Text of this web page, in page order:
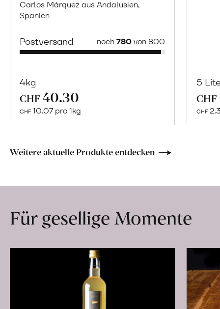
Carlos Márquez aus Andalusien,
Spanien
Postversand noch780von 800
4kg
CHF 40.30
CHF 10.07 pro 1kg
Naturbelassene
Lebensmittel
Hof
erfahren
5
CHF
CHF
Weitere aktuelle Produkte entdecken
Für gesellige Momente